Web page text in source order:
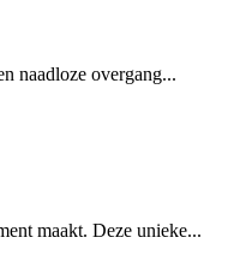
naadloze overgang...
maakt. Deze unieke...